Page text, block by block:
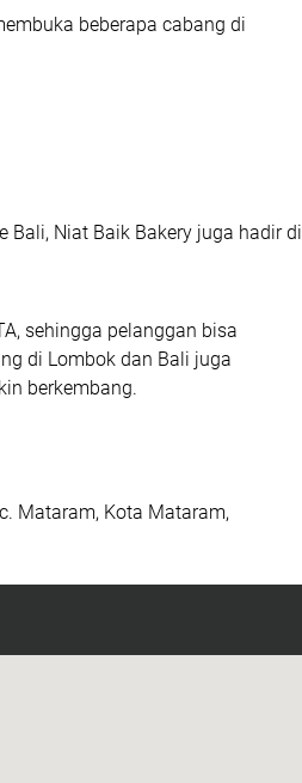
beberapa cabang di
Bali, Niat Baik Bakery juga hadir di
sehingga pelanggan bisa
di Lombok dan Bali juga
berkembang.
Mataram, Kota Mataram,